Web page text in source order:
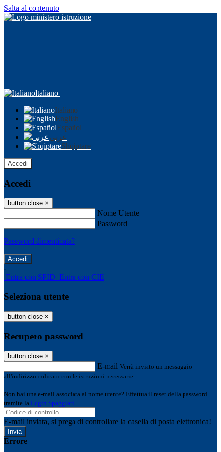
Salta al contenuto
Italiano
Italiano
English
Español
عربى
Shqiptare
Accedi
Accedi
button close ×
Nome Utente
Password
Password dimenticata?
-
Entra con SPID Entra con CIE
Seleziona utente
button close ×
Recupero password
button close ×
E-mail Verrà inviato un messaggio
all'indirizzo indicato con le istruzioni necessarie.
Non hai una e-mail associata al nome utente? Effettua il reset della password
tramite la Login Spaggiari
E-mail inviata, si prega di controllare la casella di posta elettronica!
Errore